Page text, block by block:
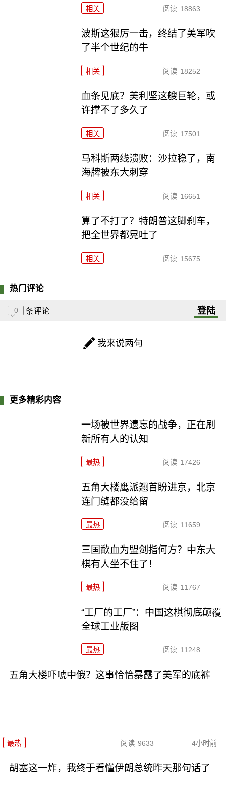
相关 阅读 18863
波斯这狠厉一击，终结了美军吹
了半个世纪的牛
相关 阅读 18252
血条见底？美利坚这艘巨轮，或
许撑不了多久了
相关 阅读 17501
马科斯两线溃败：沙拉稳了，南
海牌被东大刺穿
相关 阅读 16651
算了不打了？特朗普这脚刹车，
把全世界都晃吐了
相关 阅读 15675
热门评论
0 条评论 登陆
我来说两句
更多精彩内容
一场被世界遗忘的战争，正在刷
新所有人的认知
最热 阅读 17426
五角大楼鹰派翘首盼进京，北京
连门缝都没给留
最热 阅读 11659
三国歃血为盟剑指何方？中东大
棋有人坐不住了！
最热 阅读 11767
“工厂的工厂”：中国这棋彻底颠覆
全球工业版图
最热 阅读 11248
五角大楼吓唬中俄？这事恰恰暴露了美军的底裤
最热 阅读 9633 4小时前
胡塞这一炸，我终于看懂伊朗总统昨天那句话了